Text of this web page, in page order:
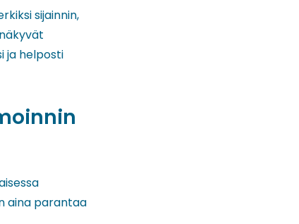
sijainnin,
ja helposti
aina parantaa